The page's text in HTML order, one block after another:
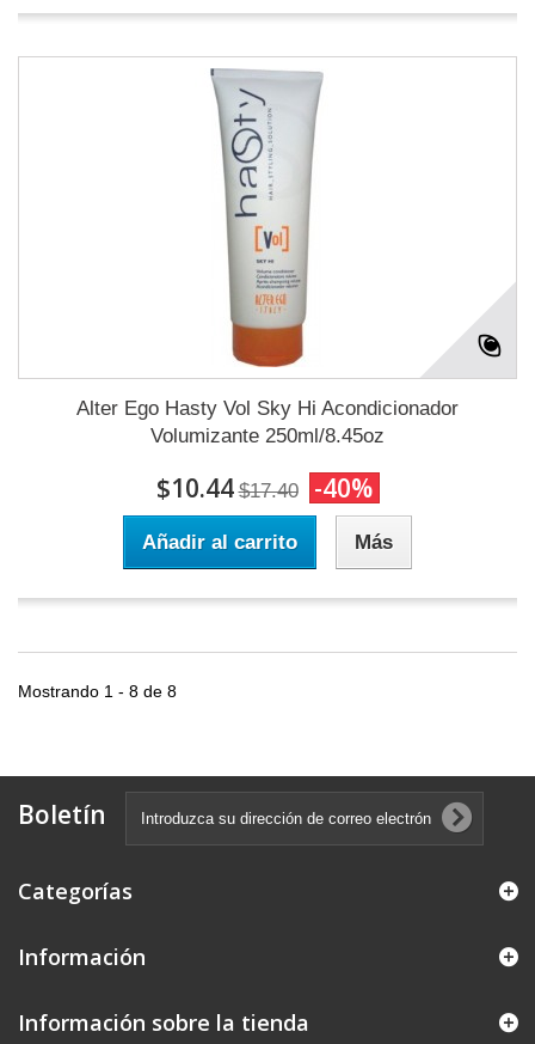
Alter Ego Hasty Vol Sky Hi Acondicionador
Volumizante 250ml/8.45oz
$10.44 $17.40 -40%
Añadir al carrito Más
Mostrando 1 - 8 de 8
Boletín
Categorías
Información
Información sobre la tienda